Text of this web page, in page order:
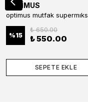
OPTİMUS
%15
₺ 650.00
₺ 550.00
SEPETE EKLE